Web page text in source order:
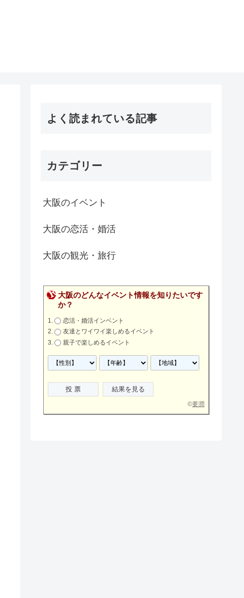
よく読まれている記事
カテゴリー
大阪のイベント
大阪の恋活・婚活
大阪の観光・旅行
大阪のどんなイベント情報を知りたいです
か？
恋活・婚活インベント
友達とワイワイ楽しめるイベント
親子で楽しめるイベント
©要潤